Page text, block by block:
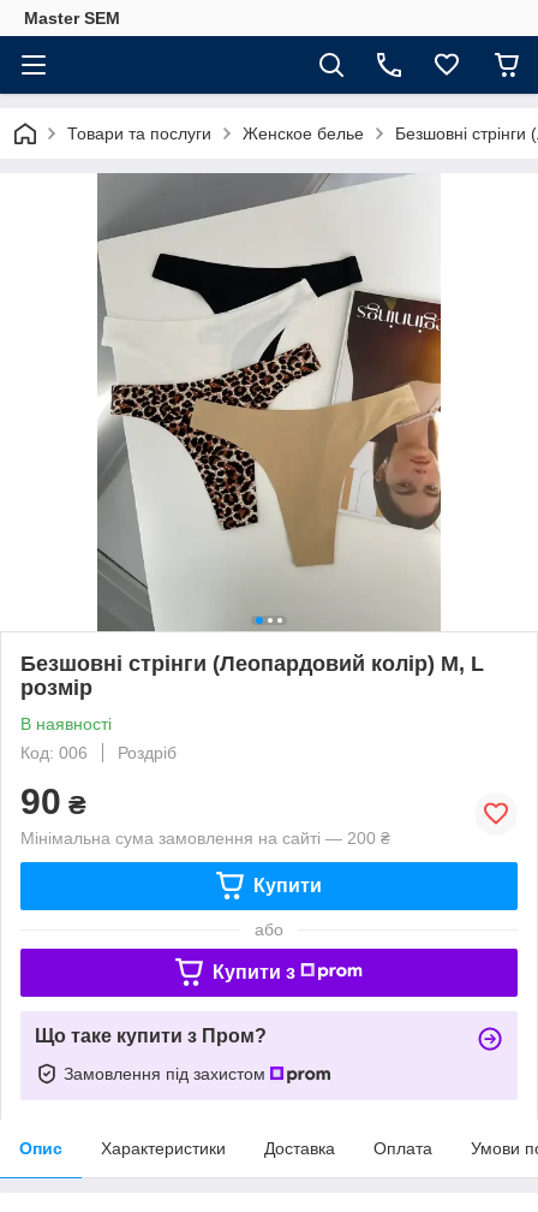
Master SEM
Товари та послуги Женское белье Безшовні
Безшовні стрінги (Леопардовий колір) М, L
розмір
В наявності
Код: 006
Роздріб
90 ₴
Мінімальна сума замовлення на сайті — 200 ₴
Купити
або
Купити з
Що таке купити з Пром?
Замовлення під захистом
Опис Характеристики Доставка Оплата Умови